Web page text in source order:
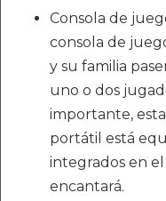
Consola de
consola de
y su familia
uno o dos
importante,
portátil está
integrados en
encantará.